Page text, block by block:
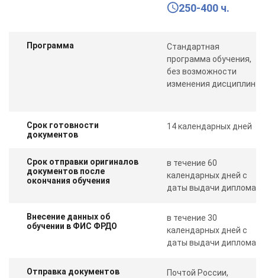
250-400 ч.
Программа
Стандартная
программа обучения,
без возможности
изменения дисциплин
Срок готовности
документов
14 календарных дней
Срок отправки оригиналов
документов после
окончания обучения
в течение 60
календарных дней с
даты выдачи диплома
Внесение данных об
обучении в ФИС ФРДО
в течение 30
календарных дней с
даты выдачи диплома
Отправка документов
Почтой России,